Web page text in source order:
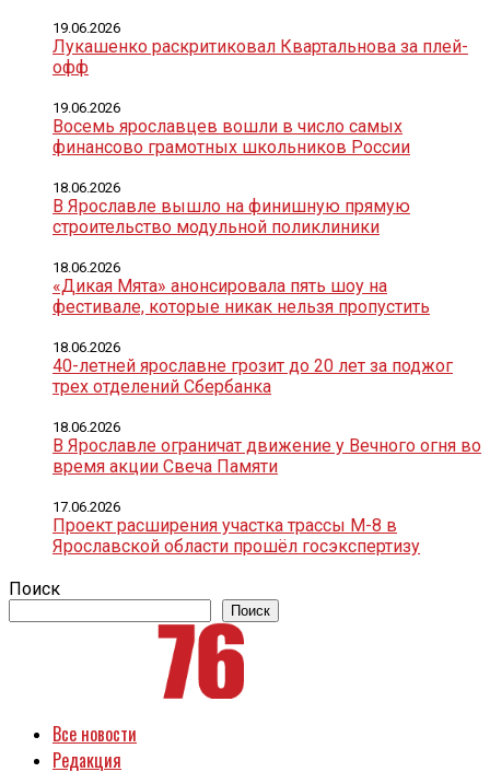
Лукашенко раскритиковал Квартальнова за плей-
офф
19.06.2026
Восемь ярославцев вошли в число самых
финансово грамотных школьников России
19.06.2026
В Ярославле вышло на финишную прямую
строительство модульной поликлиники
18.06.2026
«Дикая Мята» анонсировала пять шоу на
фестивале, которые никак нельзя пропустить
18.06.2026
40-летней ярославне грозит до 20 лет за поджог
трех отделений Сбербанка
18.06.2026
В Ярославле ограничат движение у Вечного огня во
время акции Свеча Памяти
18.06.2026
Проект расширения участка трассы М-8 в
Ярославской области прошёл госэкспертизу
17.06.2026
Поиск
Поиск
Все новости
Редакция